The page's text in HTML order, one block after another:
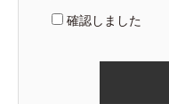
確認しました